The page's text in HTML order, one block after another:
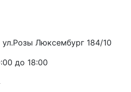
Люксембург 184/10
до 18:00